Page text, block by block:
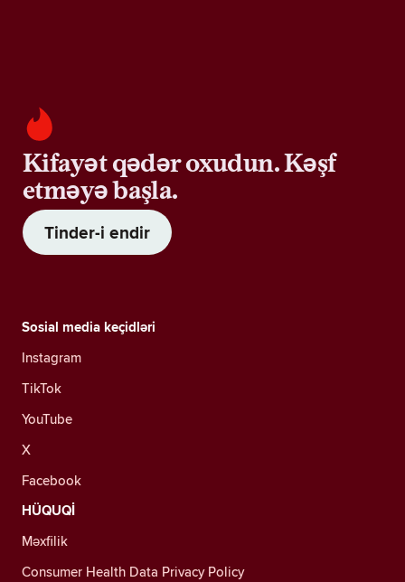
Kifayət qədər oxudun. Kəşf
etməyə başla.
Tinder-i endir
Sosial media keçidləri
Instagram
TikTok
YouTube
X
Facebook
HÜQUQİ
Məxfilik
Consumer Health Data Privacy Policy